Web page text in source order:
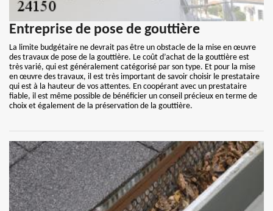
Entreprise de pose de gouttière
La limite budgétaire ne devrait pas être un obstacle de la mise en œuvre
des travaux de pose de la gouttière. Le coût d’achat de la gouttière est
très varié, qui est généralement catégorisé par son type. Et pour la mise
en œuvre des travaux, il est très important de savoir choisir le prestataire
qui est à la hauteur de vos attentes. En coopérant avec un prestataire
fiable, il est même possible de bénéficier un conseil précieux en terme de
choix et également de la préservation de la gouttière.